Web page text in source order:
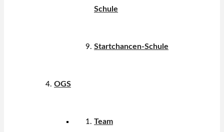
Schule
Startchancen-Schule
OGS
Team